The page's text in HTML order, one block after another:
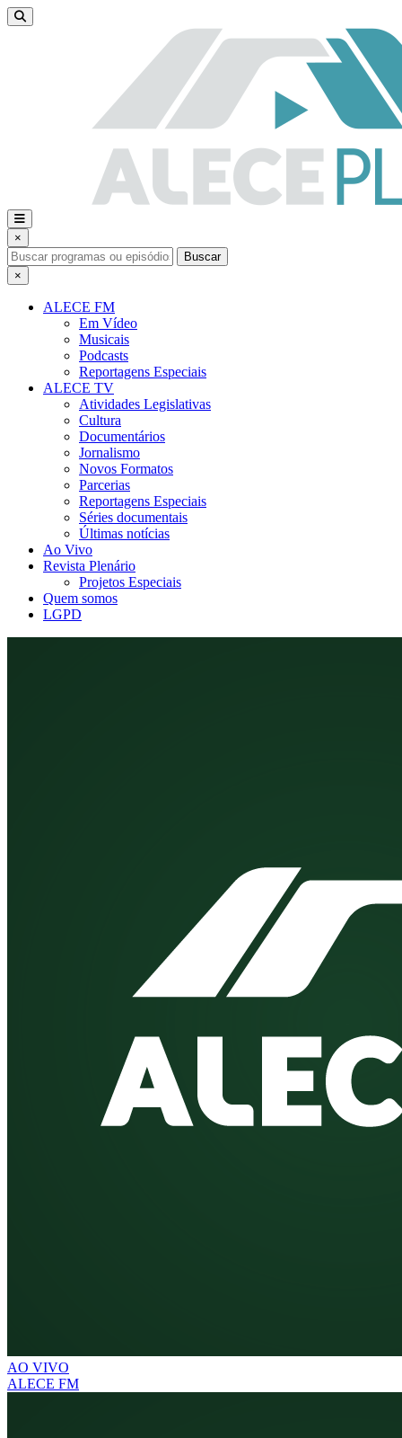
×
Buscar
×
ALECE FM
Em Vídeo
Musicais
Podcasts
Reportagens Especiais
ALECE TV
Atividades Legislativas
Cultura
Documentários
Jornalismo
Novos Formatos
Parcerias
Reportagens Especiais
Séries documentais
Últimas notícias
Ao Vivo
Revista Plenário
Projetos Especiais
Quem somos
LGPD
AO VIVO
ALECE FM